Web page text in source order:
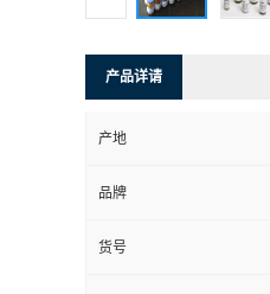
产品详请
产地
品牌
货号